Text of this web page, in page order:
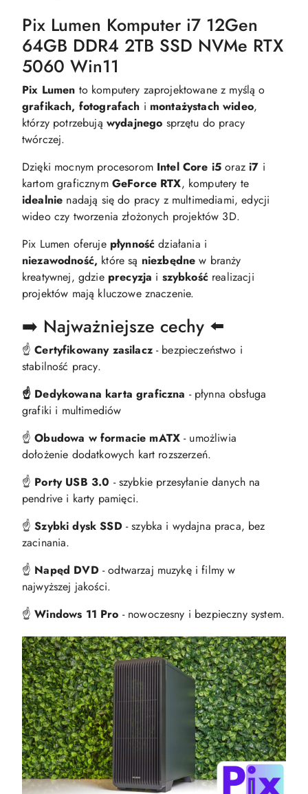
Pix Lumen Komputer i7 12Gen
64GB DDR4 2TB SSD NVMe RTX
5060 Win11
Pix Lumen to komputery zaprojektowane z myślą o
grafikach, fotografach i montażystach wideo,
którzy potrzebują wydajnego sprzętu do pracy
twórczej.
Dzięki mocnym procesorom Intel Core i5 orazi7 i
kartom graficznym GeForce RTX, komputery te
idealnie nadają się do pracy z multimediami, edycji
wideo czy tworzenia złożonych projektów 3D.
Pix Lumen oferuje płynność działania i
niezawodność, które są niezbędne w branży
kreatywnej, gdzie precyzja i szybkośćrealizacji
projektów mają kluczowe znaczenie.
➡️ Najważniejsze cechy ⬅️
☝️Certyfikowany zasilacz- bezpieczeństwo i
stabilność pracy.
☝️ Dedykowana karta graficzna - płynna obsługa
grafiki i multimediów
☝️Obudowa w formacie mATX - umożliwia
dołożenie dodatkowych kart rozszerzeń.
☝️ Porty USB 3.0 - szybkie przesyłanie danych na
pendrive i karty pamięci.
☝️Szybki dysk SSD- szybka i wydajna praca, bez
zacinania.
☝️ Napęd DVD - odtwarzaj muzykę i filmy w
najwyższej jakości.
☝️Windows 11 Pro - nowoczesny i bezpieczny system.